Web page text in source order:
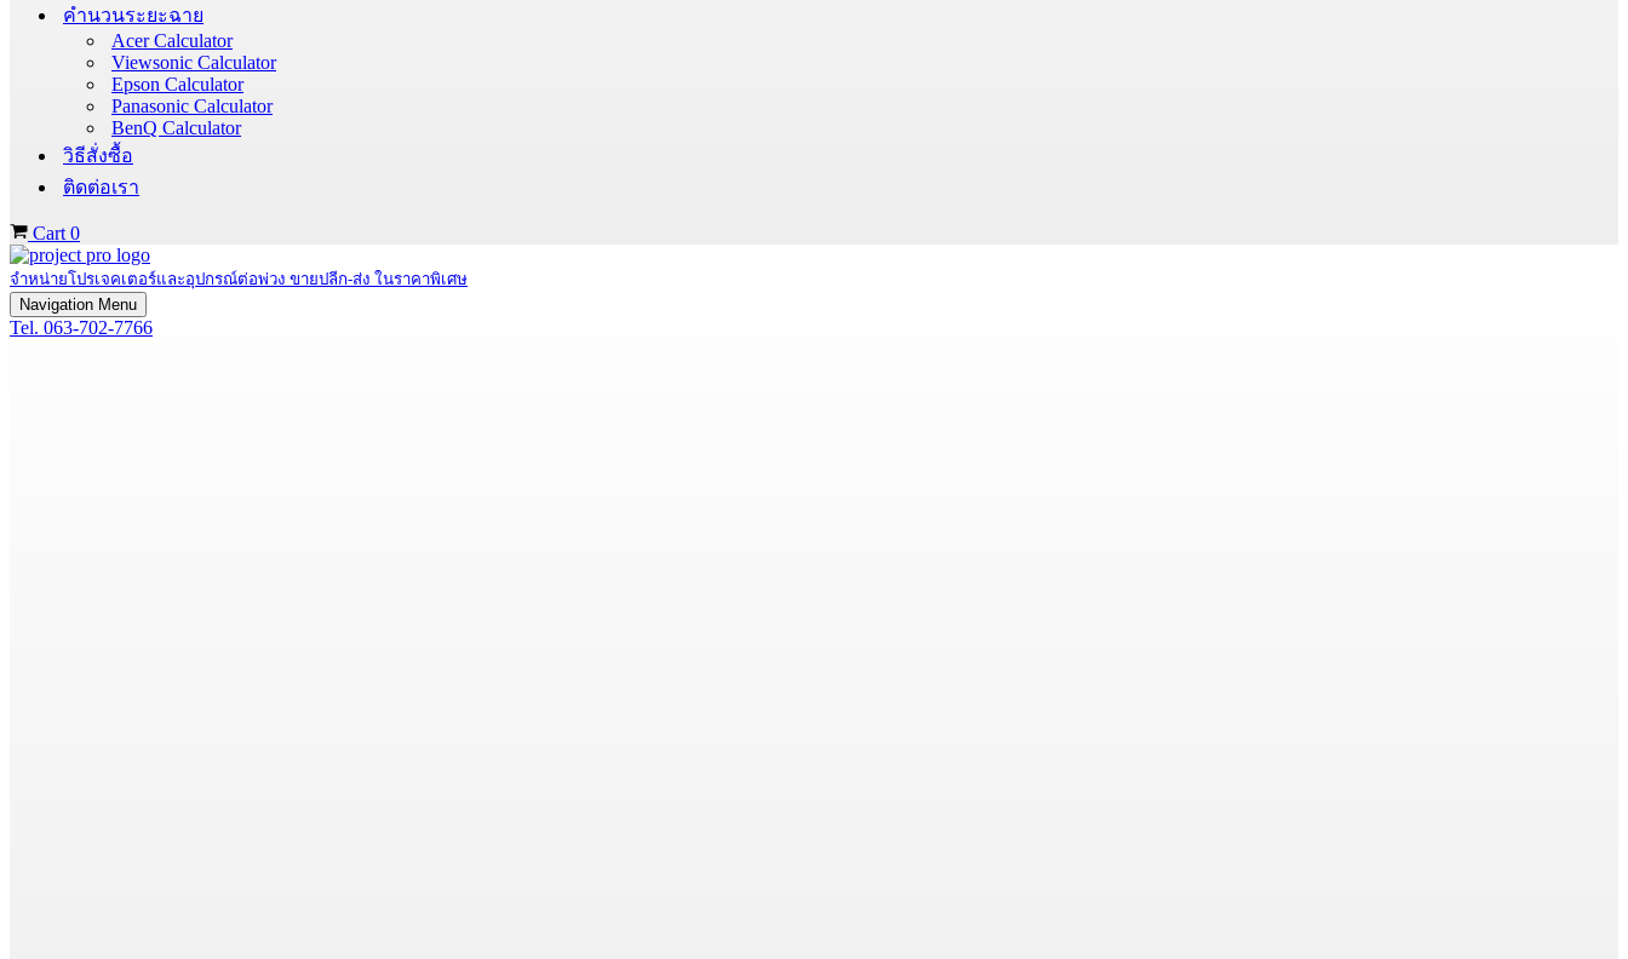
คำนวนระยะฉาย
Acer Calculator
Viewsonic Calculator
Epson Calculator
Panasonic Calculator
BenQ Calculator
วิธีสั่งซื้อ
ติดต่อเรา
Cart 0
จำหน่ายโปรเจคเตอร์และอุปกรณ์ต่อพ่วง ขายปลีก-ส่ง ในราคาพิเศษ
Navigation Menu
Tel. 063-702-7766